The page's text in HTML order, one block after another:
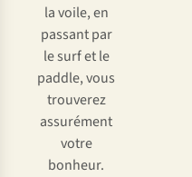
la voile, en
passant par
le surf et le
paddle, vous
trouverez
assurément
votre
bonheur.